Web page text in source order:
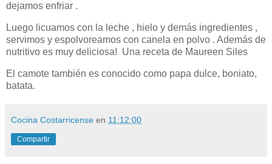
dejamos enfriar .
Luego licuamos con la leche , hielo y demás ingredientes ,
servimos y espolvoreamos con canela en polvo . Además de
nutritivo es muy deliciosa! Una receta de Maureen Siles
El camote también es conocido como papa dulce, boniato,
batata.
Cocina Costarricense en 11:12:00
Compartir